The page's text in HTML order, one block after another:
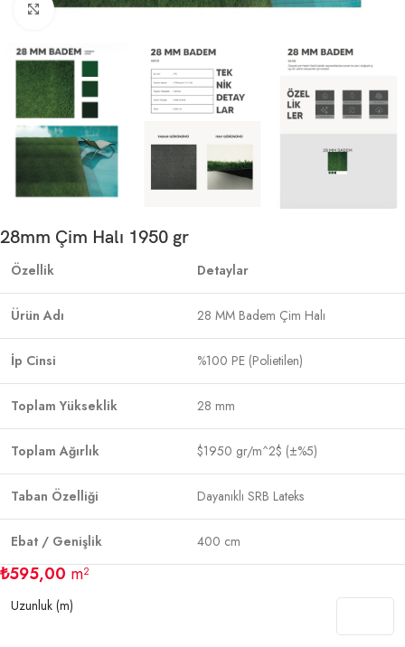
Büyütmek için tıklayın
28mm Çim Halı 1950 gr
Özellik Detaylar
Ürün Adı 28 MM Badem Çim Halı
İp Cinsi %100 PE (Polietilen)
Toplam Yükseklik 28 mm
Toplam Ağırlık $1950 gr/m^2$ (±%5)
Taban Özelliği Dayanıklı SRB Lateks
Ebat / Genişlik 400 cm
₺595,00 m²
Uzunluk (m)